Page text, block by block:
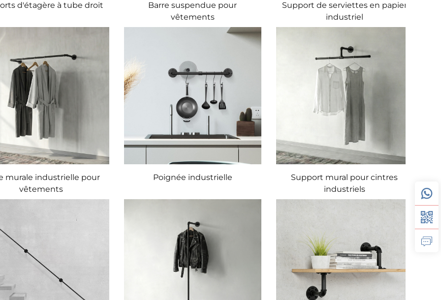
d'étagère à tube droit
Barre suspendue pour
vêtements
Support de serviettes en papier
industriel
murale industrielle pour
vêtements
Poignée industrielle
Support mural pour cintres
industriels